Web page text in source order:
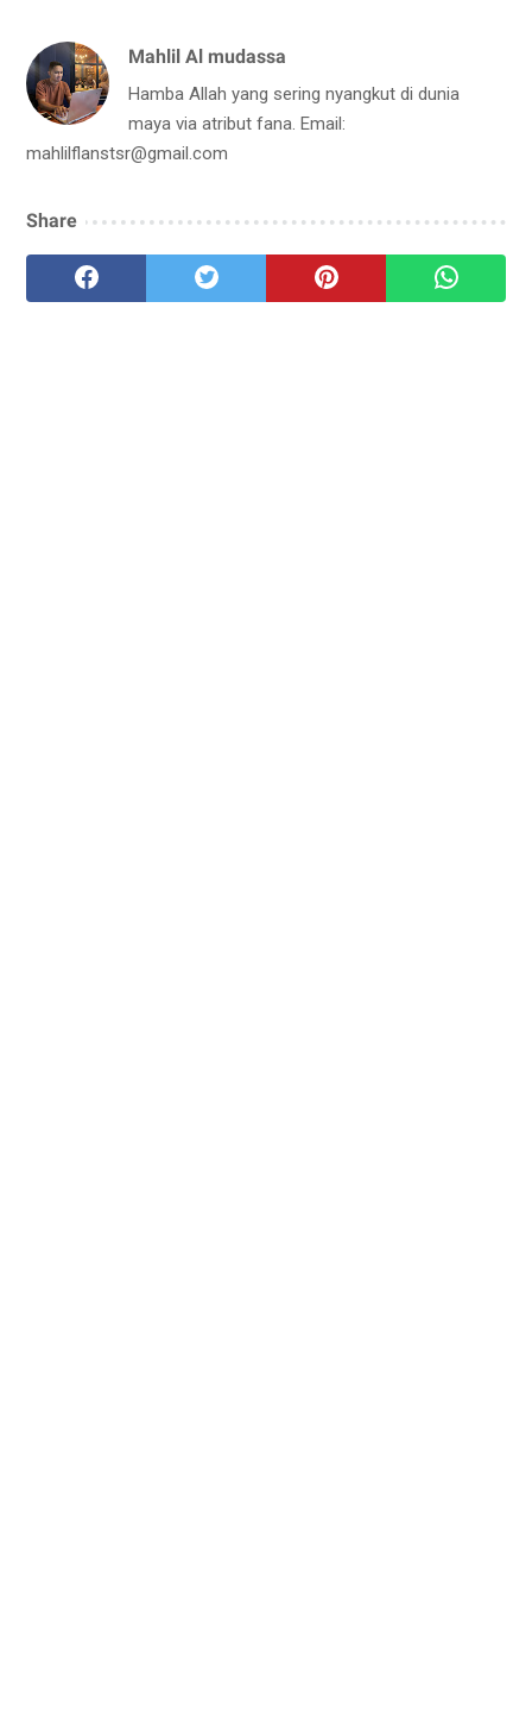
Mahlil Al mudassa
Hamba Allah yang sering nyangkut di dunia
maya via atribut fana. Email:
mahlilflanstsr@gmail.com
Share